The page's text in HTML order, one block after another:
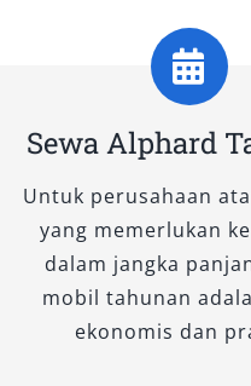
Sewa Alphard
Untuk perusahaan
yang memerlukan
dalam jangka
mobil tahunan
ekonomis dan